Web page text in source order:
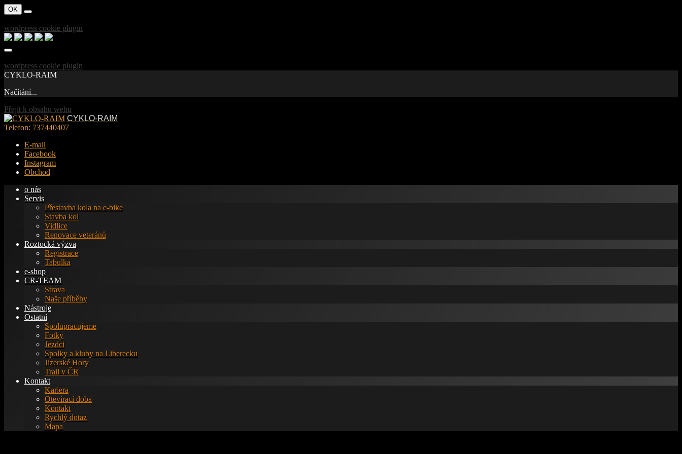
OK
wordpress cookie plugin
wordpress cookie plugin
CYKLO-RAIM
Načítání...
Přejít k obsahu webu
CYKLO-RAIM
Telefon: 737440407
E-mail
Facebook
Instagram
Obchod
o nás
Servis
Přestavba kola na e-bike
Stavba kol
Vidlice
Renovace veteránů
Roztocká výzva
Registrace
Tabulka
e-shop
CR-TEAM
Strava
Naše příběhy
Nástroje
Ostatní
Spolupracujeme
Fotky
Jezdci
Spolky a kluby na Liberecku
Jizerské Hory
Trail v ČR
Kontakt
Kariera
Otevírací doba
Kontakt
Rychlý dotaz
Mapa